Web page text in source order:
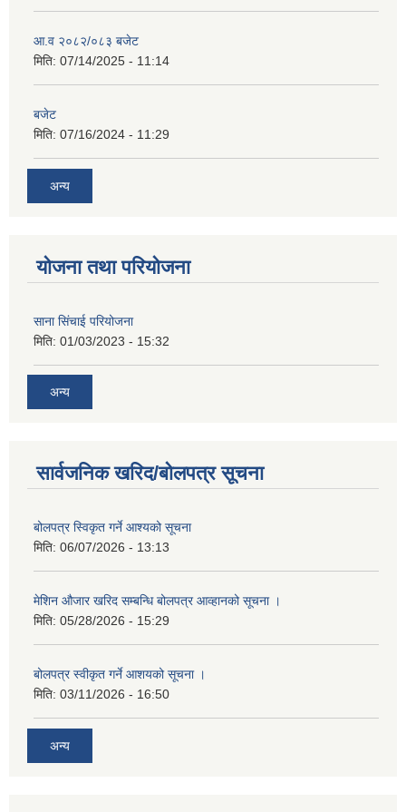
आ.व २०८२/०८३ बजेट
मिति: 07/14/2025 - 11:14
बजेट
मिति: 07/16/2024 - 11:29
अन्य
योजना तथा परियोजना
साना सिंचाई परियोजना
मिति: 01/03/2023 - 15:32
अन्य
सार्वजनिक खरिद/बोलपत्र सूचना
बोलपत्र स्विकृत गर्ने आश्यको सूचना
मिति: 06/07/2026 - 13:13
मेशिन औजार खरिद सम्बन्धि बोलपत्र आव्हानको सूचना ।
मिति: 05/28/2026 - 15:29
बोलपत्र स्वीकृत गर्ने आशयको सूचना ।
मिति: 03/11/2026 - 16:50
अन्य